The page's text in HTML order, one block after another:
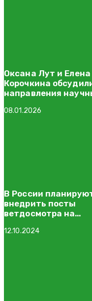
Оксана Лут и Елена
Корочкина
направления
животноводства
08.01.2026
В России
внедрить посты
ветдосмотра на
12.10.2024